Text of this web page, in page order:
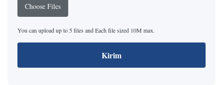
Choose Files
You can upload up to 5 files and Each file sized 10M max.
Kirim